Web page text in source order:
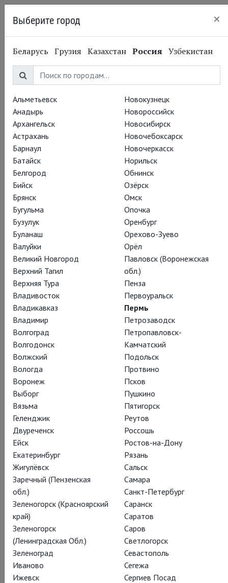
Уильям Шекспир
Глобус: Отелло
Globe: Othello
Дебют шекспировского мавра на сцене
«Глобуса»
Выберите город ×
Беларусь Грузия Казахстан Россия Узбекистан
Альметьевск
Анадырь
Архангельск
Астрахань
Барнаул
Батайск
Белгород
Бийск
Брянск
Бугульма
Бузулук
Буланаш
Валуйки
Великий Новгород
Верхний Тагил
Верхняя Тура
Владивосток
Владикавказ
Владимир
Волгоград
Волгодонск
Волжский
Вологда
Воронеж
Выборг
Вязьма
Геленджик
Двуреченск
Ейск
Екатеринбург
Жигулёвск
Заречный (Пензенская
обл.)
Зеленогорск (Красноярский
край)
Зеленогорск
(Ленинградская Обл.)
Зеленоград
Иваново
Ижевск
Новокузнецк
Новороссийск
Новосибирск
Новочебоксарск
Новочеркасск
Норильск
Обнинск
Озёрск
Омск
Опочка
Оренбург
Орехово-Зуево
Орёл
Павловск (Воронежская
обл.)
Пенза
Первоуральск
Пермь
Петрозаводск
Петропавловск-
Камчатский
Подольск
Протвино
Псков
Пушкино
Пятигорск
Реутов
Россошь
Ростов-на-Дону
Рязань
Сальск
Самара
Санкт-Петербург
Саранск
Саратов
Саров
Светлогорск
Севастополь
Сегежа
Сергиев Посад